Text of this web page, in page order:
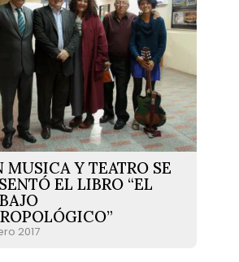
MUSICA Y TEATRO SE
EL LIBRO “EL
2017